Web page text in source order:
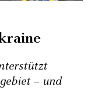
– und